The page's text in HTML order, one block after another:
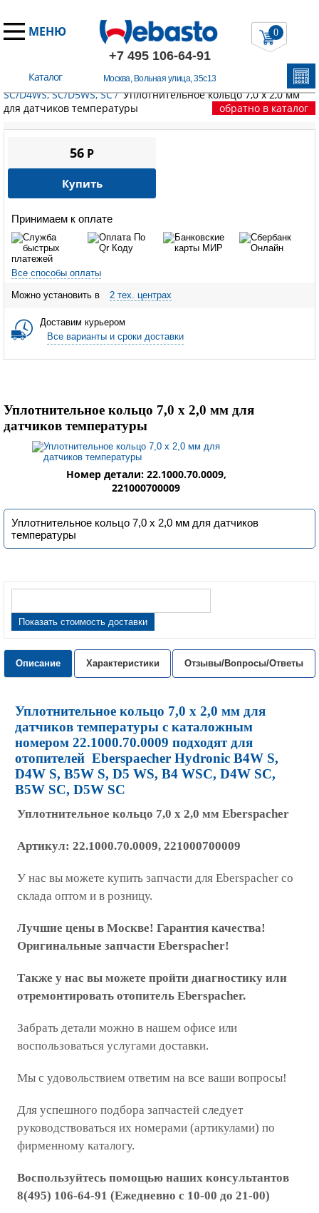
МЕНЮ
+7 495 106-64-91
Москва, Вольная улица, 35с13
Каталог
0
Главная / Запчасти Эберспехер/ HYDRONIC B4WS, SC/B5WS,
SC/D4WS, SC/D5WS, SC/ Уплотнительное кольцо 7,0 х 2,0 мм
для датчиков температуры
обратно в каталог
Принимаем к оплате
Все способы оплаты
Можно установить в 2 тех. центрах
Доставим курьером
Все варианты и сроки доставки
56 P
Купить
Уплотнительное кольцо 7,0 х 2,0 мм для
датчиков температуры
Номер детали: 22.1000.70.0009,
221000700009
Уплотнительное кольцо 7,0 х 2,0 мм для датчиков
температуры
Показать стоимость доставки
Описание Характеристики Отзывы/Вопросы/Ответы
Уплотнительное кольцо 7,0 х 2,0 мм для
датчиков температуры с каталожным
номером 22.1000.70.0009 подходят для
отопителей Eberspaecher Hydronic B4W S,
D4W S, B5W S, D5 WS, B4 WSC, D4W SC,
B5W SC, D5W SC
Уплотнительное кольцо 7,0 х 2,0 мм Eberspacher
Артикул: 22.1000.70.0009, 221000700009
У нас вы можете купить запчасти для Eberspacher со
склада оптом и в розницу.
Лучшие цены в Москве! Гарантия качества!
Оригинальные запчасти Eberspacher!
Также у нас вы можете пройти диагностику или
отремонтировать отопитель Eberspacher.
Забрать детали можно в нашем офисе или
воспользоваться услугами доставки.
Мы с удовольствием ответим на все ваши вопросы!
Для успешного подбора запчастей следует
руководствоваться их номерами (артикулами) по
фирменному каталогу.
Воспользуйтесь помощью наших консультантов
8(495) 106-64-91 (Ежедневно с 10-00 до 21-00)